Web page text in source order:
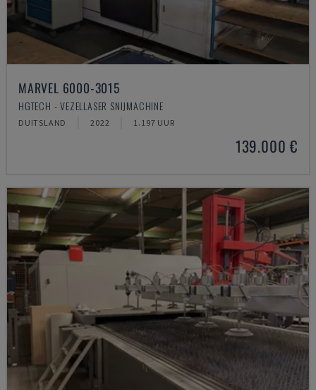
MARVEL 6000-3015
HGTECH - VEZELLASER SNIJMACHINE
DUITSLAND 2022 1.197 UUR
139.000 €